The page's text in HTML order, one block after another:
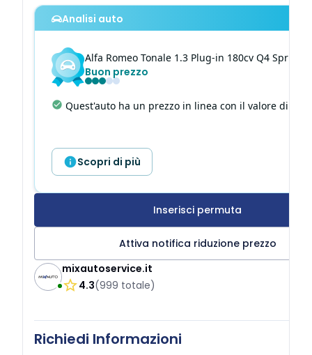
Analisi auto
Alfa Romeo Tonale 1.3 Plug-in 180cv Q4 Sprint
Buon prezzo
Quest'auto ha un prezzo in linea con il valore di
Scopri di più
Inserisci permuta
Attiva notifica riduzione prezzo
mixautoservice.it
4.3(999 totale)
Richiedi Informazioni